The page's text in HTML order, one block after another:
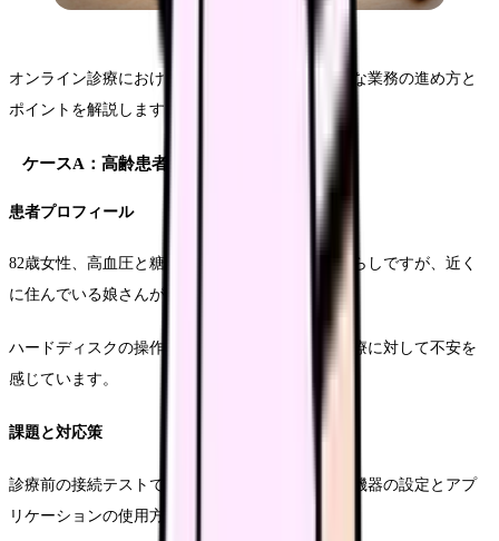
オンライン診療における実際の対応事例、具体的な業務の進め方と
ポイントを解説します。
ケースA：高齢患者への対応
患者プロフィール
82歳女性、高血圧と糖尿病で定期通院中。一人暮らしですが、近く
に住んでいる娘さんが支援してくれています。
ハードディスクの操作に不慣れで、オンライン診療に対して不安を
感じています。
課題と対応策
診療前の接続テストでは、娘さんの協力を得て、機器の設定とアプ
リケーションの使用方法を丁寧に説明しました。